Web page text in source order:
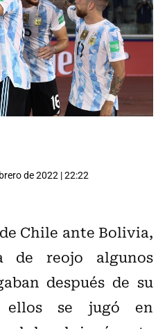
de 2022 | 22:22
Chile ante Bolivia,
de reojo algunos
después de su
ellos se jugó en